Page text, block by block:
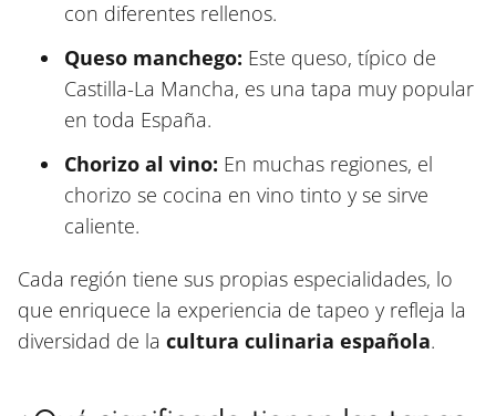
con diferentes rellenos.
Queso manchego: Este queso, típico de
Castilla-La Mancha, es una tapa muy popular
en toda España.
Chorizo al vino: En muchas regiones, el
chorizo se cocina en vino tinto y se sirve
caliente.
Cada región tiene sus propias especialidades, lo
que enriquece la experiencia de tapeo y refleja la
diversidad de la cultura culinaria española.